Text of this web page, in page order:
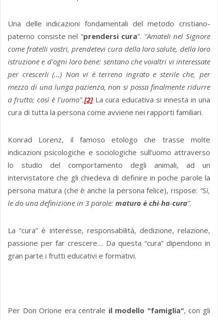
Una delle indicazioni fondamentali del metodo cristiano-
paterno consiste nel “prendersi cura”. "Amateli nel Signore
come fratelli vostri, prendetevi cura della loro salute, della loro
istruzione e d'ogni loro bene: sentano che voialtri vi interessate
per cre­scerli (...) Non vi è terreno ingrato e sterile che, per
mezzo di una lunga pazienza, non si possa finalmente ridurre
a frutto; così è l'uomo".[2]La cura educativa si innesta in una
cura di tutta la persona come avviene nei rapporti familiari.
Konrad Lorenz, il famoso etologo che trasse molte
indicazioni psicologiche e sociologiche sull’uomo attraverso
lo studio del comportamento degli animali, ad un
intervistatore che gli chiedeva di definire in poche parole la
persona matura (che è anche la persona felice), rispose: “Sì,
le do una definizione in 3 parole: maturo è chi-ha-cura”.
La “cura” è interesse, responsabilità, dedizione, relazione,
passione per far crescere… Da questa “cura” dipendono in
gran parte i frutti educativi e formativi.
Per Don Orione era centrale il modello "famiglia", con gli